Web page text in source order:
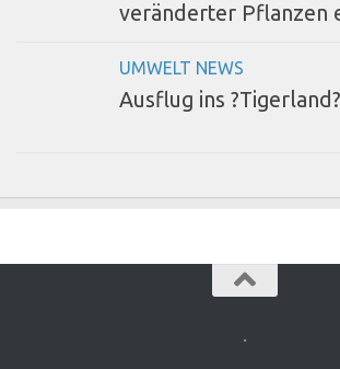
veränderter Pflanzen
UMWELT NEWS
Ausflug ins ?Tigerland?
.